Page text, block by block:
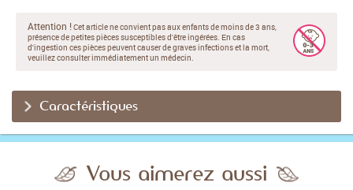
Attention !Cet article ne convient pas aux enfants de moins de 3 ans,
présence de petites pièces susceptibles d'être ingérées. En cas
d'ingestion ces pièces peuvent causer de graves infections et la mort,
veuillez consulter immédiatement un médecin.
Caractéristiques
Vous aimerez aussi